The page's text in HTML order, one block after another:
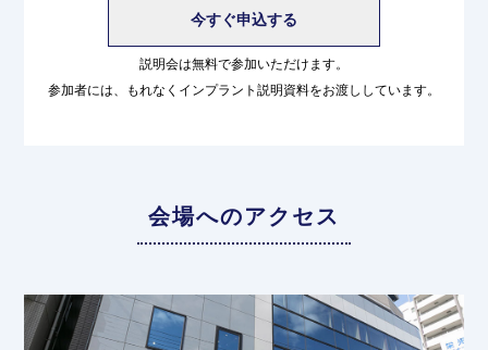
説明会は無料で参加いただけます。
参加者には、もれなくインプラント説明資料をお渡ししています。
会場へのアクセス